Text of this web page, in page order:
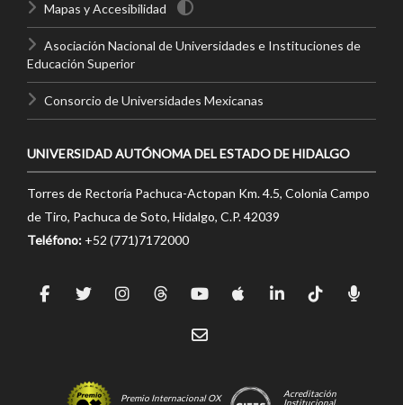
Mapas y Accesibilidad
Asociación Nacional de Universidades e Instituciones de
Educación Superior
Consorcio de Universidades Mexicanas
UNIVERSIDAD AUTÓNOMA DEL ESTADO DE HIDALGO
Torres de Rectoría Pachuca-Actopan Km. 4.5, Colonia Campo
de Tiro, Pachuca de Soto, Hidalgo, C.P. 42039
Teléfono: +52 (771)7172000
Premio Internacional OX
Acreditación
Institucional